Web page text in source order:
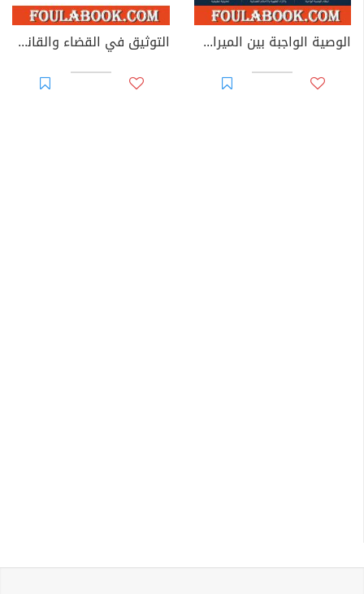
الوصية الواجبة بين الميراث والوصية: دراسة في الطبيعة القانونية والأساس التشريعي وإشكاليات التطبيق التوثيق في القضاء والقانون المغربيين - الأجزاء من 44 إلى 67